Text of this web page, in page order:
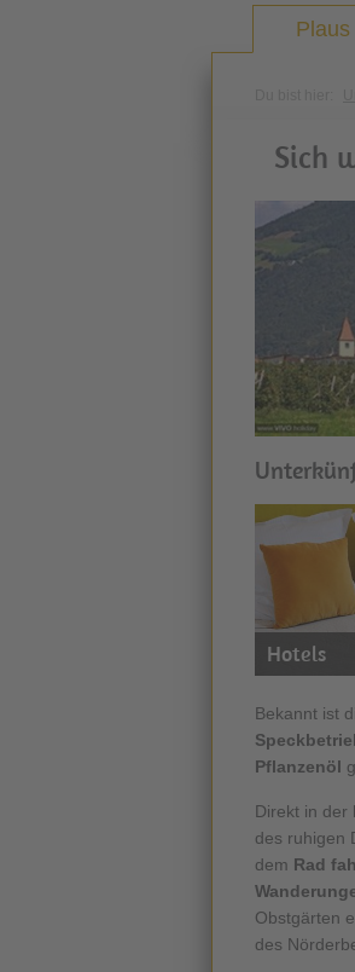
Plaus
Sich
Hotels
Bekannt ist
Pflanzenöl
Direkt in der
des ruhigen
dem Rad
Obstgärten
des